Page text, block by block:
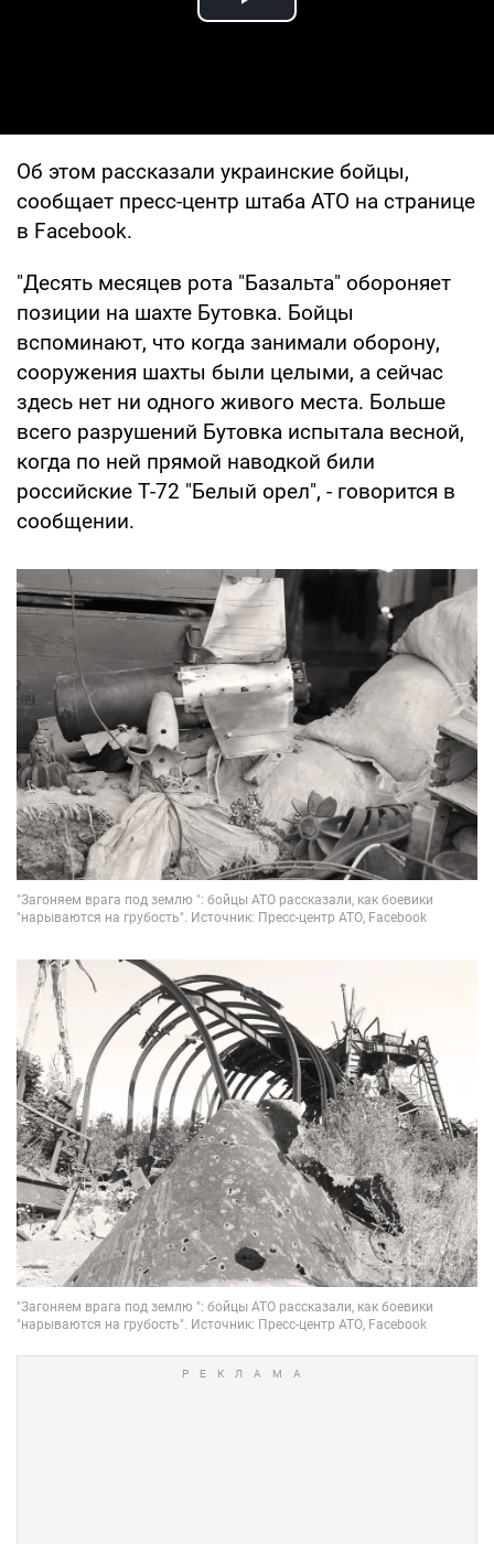
Play Video
Об этом рассказали украинские бойцы,
сообщает пресс-центр штаба АТО на странице
в Facebook.
"Десять месяцев рота "Базальта" обороняет
позиции на шахте Бутовка. Бойцы
вспоминают, что когда занимали оборону,
сооружения шахты были целыми, а сейчас
здесь нет ни одного живого места. Больше
всего разрушений Бутовка испытала весной,
когда по ней прямой наводкой били
российские Т-72 "Белый орел", - говорится в
сообщении.